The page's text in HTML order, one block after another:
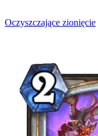
Oczyszczające zionięcie